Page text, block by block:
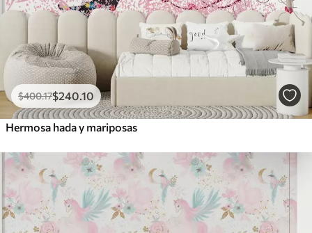
$400.17$240 .10
Hermosa hada y mariposas